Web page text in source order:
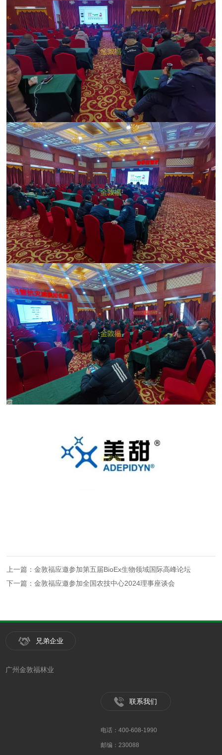
上一篇：金敦福应邀参加第五届BioEx生物领域国际高峰论坛
下一篇：金敦福应邀参加全国农技中心2024理事座谈会
兄弟企业
广州金敦福林业
联系我们
电话：400-608-1990
邮编：230088